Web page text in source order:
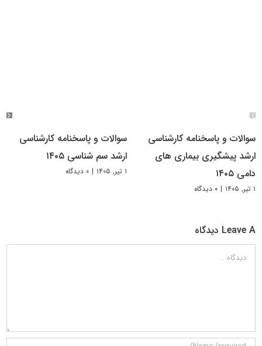
سوالات و پاسخنامه کارشناسی
ارشد پیشگیری بیماری های
دامی ۱۴۰۵
۱ تیر, ۱۴۰۵ | ۰ دیدگاه
سوالات و پاسخنامه کارشناسی
ارشد سم شناسی ۱۴۰۵
۱ تیر, ۱۴۰۵ | ۰ دیدگاه
Leave A دیدگاه
دیدگاه